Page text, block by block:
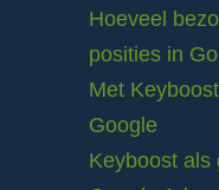
Hoeveel
posities in
Met
Google
Keyboost als